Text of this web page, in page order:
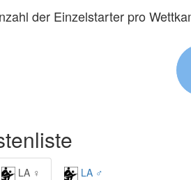
der Einzelstarter pro
LA ♀ LA ♂